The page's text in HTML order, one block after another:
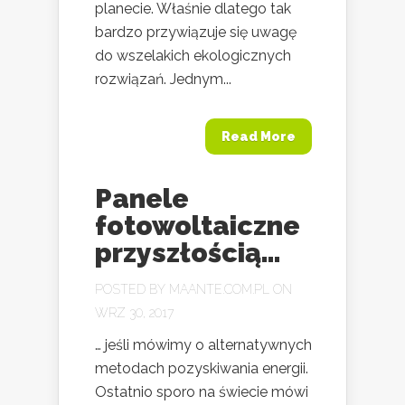
planecie. Właśnie dlatego tak
bardzo przywiązuje się uwagę
do wszelakich ekologicznych
rozwiązań. Jednym...
Read More
Panele
fotowoltaiczne
przyszłością…
POSTED BY MAANTE.COM.PL
ON
WRZ 30, 2017
… jeśli mówimy o alternatywnych
metodach pozyskiwania energii.
Ostatnio sporo na świecie mówi